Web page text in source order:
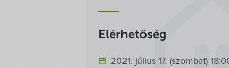
Elérhetőség
2021. július 17. (szombat)